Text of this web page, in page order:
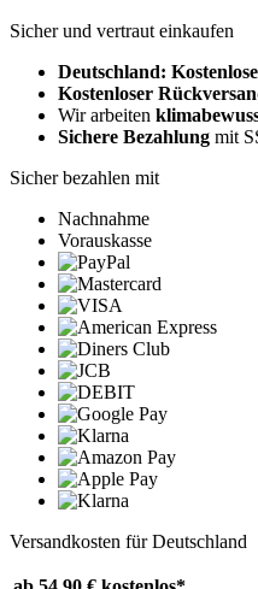
Sicher und vertraut einkaufen
Deutschland:
Kostenloser
Wir arbeiten
Sichere Bezahlung mit
Sicher bezahlen mit
Nachnahme
Vorauskasse
Versandkosten für Deutschland